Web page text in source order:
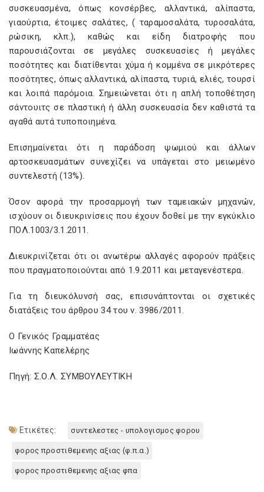
συσκευασμένα, όπως κονσέρβες, αλλαντικά, αλίπαστα,
γιαούρτια, έτοιμες σαλάτες, ( ταραμοσαλάτα, τυροσαλάτα,
ρώσικη, κλπ.), καθώς και είδη διατροφής που
παρουσιάζονται σε μεγάλες συσκευασίες ή μεγάλες
ποσότητες και διατίθενται χύμα ή κομμένα σε μικρότερες
ποσότητες, όπως αλλαντικά, αλίπαστα, τυριά, ελιές, τουρσί
και λοιπά παρόμοια. Σημειώνεται ότι η απλή τοποθέτηση
σάντουιτς σε πλαστική ή άλλη συσκευασία δεν καθιστά τα
αγαθά αυτά τυποποιημένα.
Επισημαίνεται ότι η παράδοση ψωμιού και άλλων
αρτοσκευασμάτων συνεχίζει να υπάγεται στο μειωμένο
συντελεστή (13%).
Όσον αφορά την προσαρμογή των ταμειακών μηχανών,
ισχύουν οι διευκρινίσεις που έχουν δοθεί με την εγκύκλιο
ΠΟΛ.1003/3.1.2011.
Διευκρινίζεται ότι οι ανωτέρω αλλαγές αφορούν πράξεις
που πραγματοποιούνται από 1.9.2011 και μεταγενέστερα.
Για τη διευκόλυνσή σας, επισυνάπτονται οι σχετικές
διατάξεις του άρθρου 34 του ν. 3986/2011.
Ο Γενικός Γραμματέας
Ιωάννης Καπελέρης
Πηγή: Σ.Ο.Λ. ΣΥΜΒΟΥΛΕΥΤΙΚΗ
Ετικέτες: συντελεστες - υπολογισμος φορου
φορος προστιθεμενης αξιας (φ.π.α.)
φορος προστιθεμενης αξιας φπα